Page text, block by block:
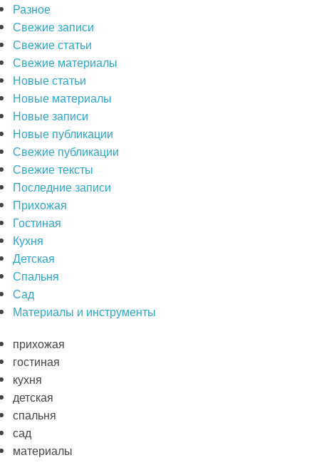
Разное
Свежие записи
Свежие статьи
Свежие материалы
Новые статьи
Новые материалы
Новые записи
Новые публикации
Свежие публикации
Свежие тексты
Последние записи
Прихожая
Гостиная
Кухня
Детская
Спальня
Сад
Материалы и инструменты
прихожая
гостиная
кухня
детская
спальня
сад
материалы